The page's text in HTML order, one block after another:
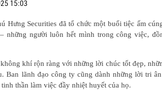
15:03
Hưng Securities đã tổ chức một buổi tiệc ấm
những người luôn hết mình trong công việc,
khí rộn ràng với những lời chúc tốt đẹp,
Ban lãnh đạo công ty cũng dành những lời tri
thần làm việc đầy nhiệt huyết của họ.